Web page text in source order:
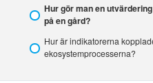
Hur gör man en
på en gård?
Hur är indikatorerna
ekosystemprocesserna?